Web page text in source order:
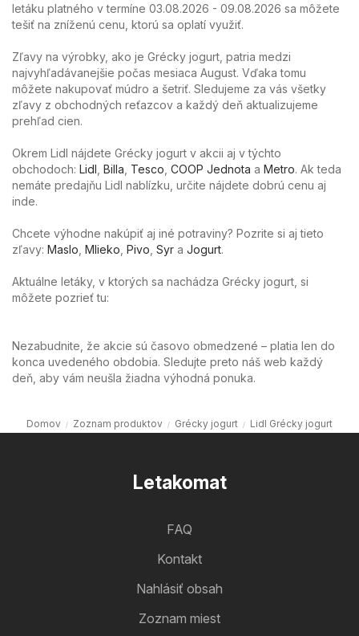
letáku platného v termíne 03.08.2026 - 09.08.2026 sa môžete
tešiť na zníženú cenu, ktorú sa oplatí využiť.
Zľavy na výrobky, ako je Grécky jogurt, patria medzi
najvyhľadávanejšie počas mesiaca August. Vďaka tomu
môžete nakupovať múdro a šetriť. Sledujeme za vás všetky
zľavy z obchodných reťazcov a každý deň aktualizujeme
prehľad cien.
Okrem Lidl nájdete Grécky jogurt v akcii aj v týchto
obchodoch: Lidl Billa Tesco COOP Jednota a Metro. Ak teda
nemáte predajňu Lidl nablízku, určite nájdete dobrú cenu aj
inde.
Chcete výhodne nakúpiť aj iné potraviny? Pozrite si aj tieto
zľavy: Maslo Mlieko Pivo Syr a Jogurt.
Aktuálne letáky, v ktorých sa nachádza Grécky jogurt, si
môžete pozrieť tu:
Nezabudnite, že akcie sú časovo obmedzené – platia len do
konca uvedeného obdobia. Sledujte preto náš web každý
deň, aby vám neušla žiadna výhodná ponuka.
Domov Zoznam produktov Grécky jogurt Lidl Grécky jogurt
Letakomat
FAQ
Kontakt
Nahlásiť obsah
Zoznam miest